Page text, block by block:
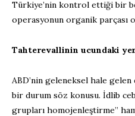
Türkiye’nin kontrol ettiği bir
operasyonun organik parçası
Tahterevallinin ucundaki
ABD’nin geleneksel hale
bir durum söz konusu. İdlib
grupları homojenleştirme”